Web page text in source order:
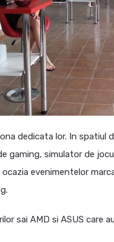
dedicata lor. In spatiul
gaming, simulator de
evenimentelor
sai AMD si ASUS